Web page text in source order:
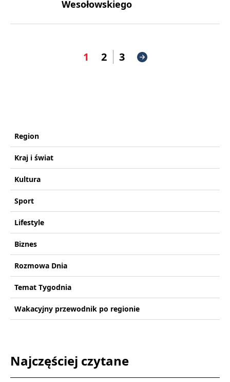
Wesołowskiego
1 2 3
Region
Kraj i świat
Kultura
Sport
Lifestyle
Biznes
Rozmowa Dnia
Temat Tygodnia
Wakacyjny przewodnik po regionie
Najczęściej czytane